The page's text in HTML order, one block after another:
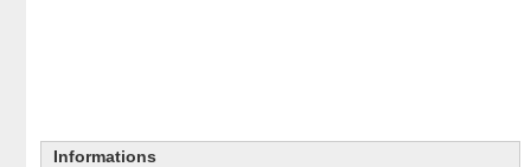
Informations